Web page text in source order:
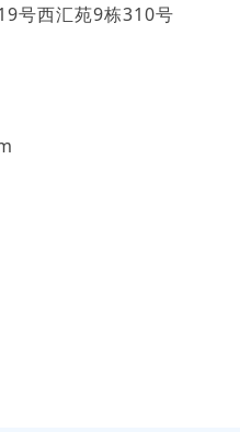
号西汇苑9栋310号